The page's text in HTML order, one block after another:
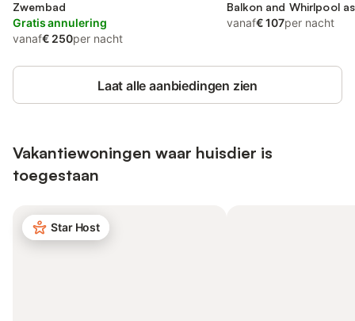
Zwembad
Gratis annulering
vanaf€ 250per nacht
Balkon and Whirlpool
and Tuin
vanaf€ 107per nacht
Laat alle aanbiedingen zien
Vakantiewoningen waar huisdier is
toegestaan
Star Host